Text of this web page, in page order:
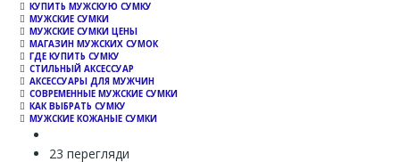
КУПИТЬ МУЖСКУЮ СУМКУ
МУЖСКИЕ СУМКИ
МУЖСКИЕ СУМКИ ЦЕНЫ
МАГАЗИН МУЖСКИХ СУМОК
ГДЕ КУПИТЬ СУМКУ
СТИЛЬНЫЙ АКСЕССУАР
АКСЕССУАРЫ ДЛЯ МУЖЧИН
СОВРЕМЕННЫЕ МУЖСКИЕ СУМКИ
КАК ВЫБРАТЬ СУМКУ
МУЖСКИЕ КОЖАНЫЕ СУМКИ
23 перегляди